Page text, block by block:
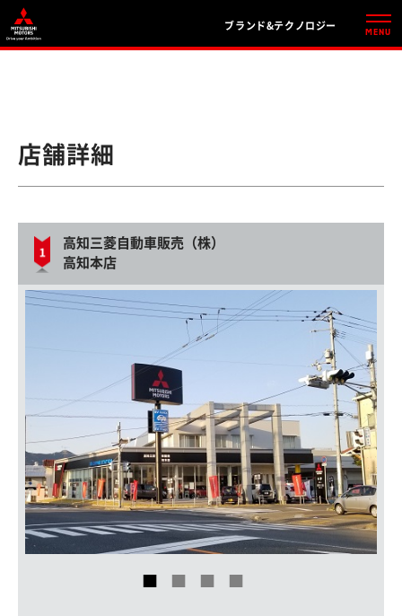
ブランド&テクノロジー
店舗詳細
高知三菱自動車販売（株）
高知本店